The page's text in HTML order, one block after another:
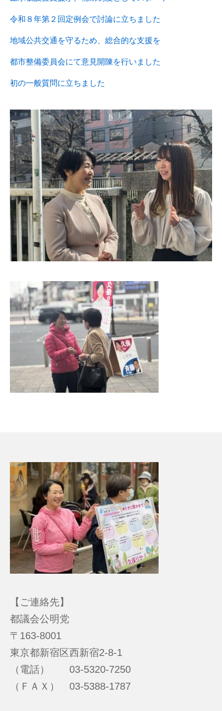
令和８年第２回定例会で討論に立ちました
地域公共交通を守るため、総合的な支援を
都市整備委員会にて意見開陳を行いました
初の一般質問に立ちました
【ご連絡先】
都議会公明党
〒163-8001
東京都新宿区西新宿2-8-1
（電話） 03-5320-7250
（ＦＡＸ） 03-5388-1787